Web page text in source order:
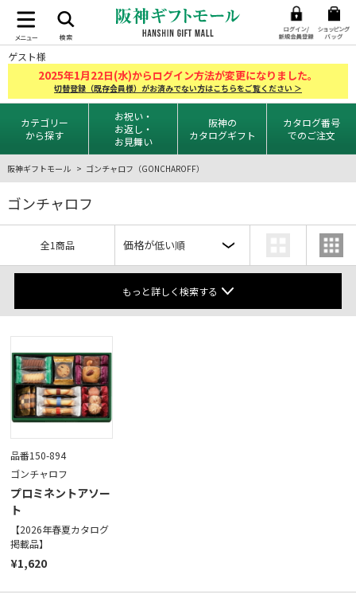
ゲスト様
2025年1月22日(水)からログイン方法が変更になりました。
切替登録（既存会員様）がお済みでない方はこちらをご覧ください ＞
カテゴリー
から探す
お祝い・
お返し・
お見舞い
阪神の
カタログギフト
カタログ番号
でのご注文
阪神ギフトモール ゴンチャロフ（GONCHAROFF）
ゴンチャロフ
全1商品
もっと詳しく検索する
品番150-894
ゴンチャロフ
プロミネントアソー
ト
【2026年春夏カタログ
掲載品】
¥1,620